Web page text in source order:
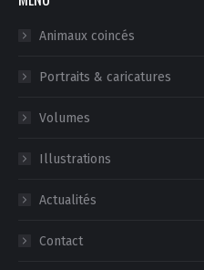
Animaux coincés
Portraits & caricatures
Volumes
Illustrations
Actualités
Contact